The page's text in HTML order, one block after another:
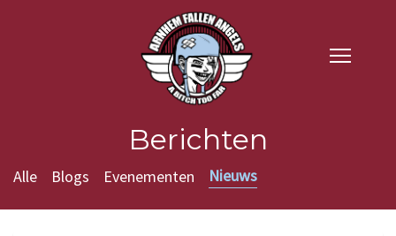
Berichten
Alle Blogs Evenementen Nieuws